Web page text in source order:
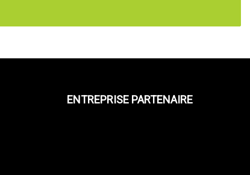
ENTREPRISE PARTENAIRE